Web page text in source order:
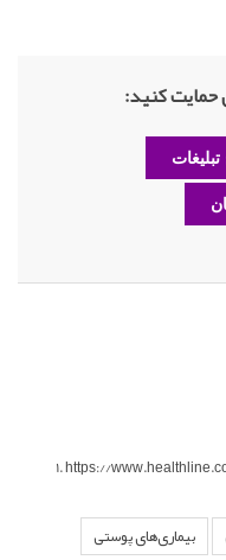
کنید:
https://
بیماری‌های پوستی